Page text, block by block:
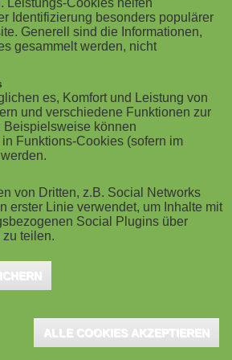
Leistungs-Cookies helfen
Identifizierung besonders populärer
Generell sind die Informationen,
gesammelt werden, nicht
es, Komfort und Leistung von
und verschiedene Funktionen zur
Beispielsweise können
Funktions-Cookies (sofern im
von Dritten, z.B. Social Networks
erster Linie verwendet, um Inhalte mit
Social Plugins über
teilen.
ALLE COOKIES AKZEPTIEREN